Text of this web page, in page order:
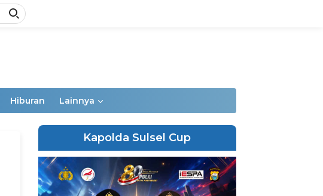
Hiburan Lainnya
Kapolda Sulsel Cup